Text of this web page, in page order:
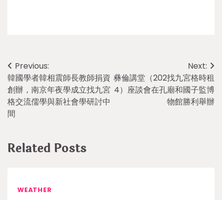
Post
navigation
Previous:
韓國學者韓相震師長教師捐資
創辦，南京年夜學成立找九宮
格交流儒學與新社會學研討中
間
Next:
彝倫講堂（202找九宮格時租
4）座談會在孔廟和國子監博
物館勝利舉辦
Related Posts
WEATHER